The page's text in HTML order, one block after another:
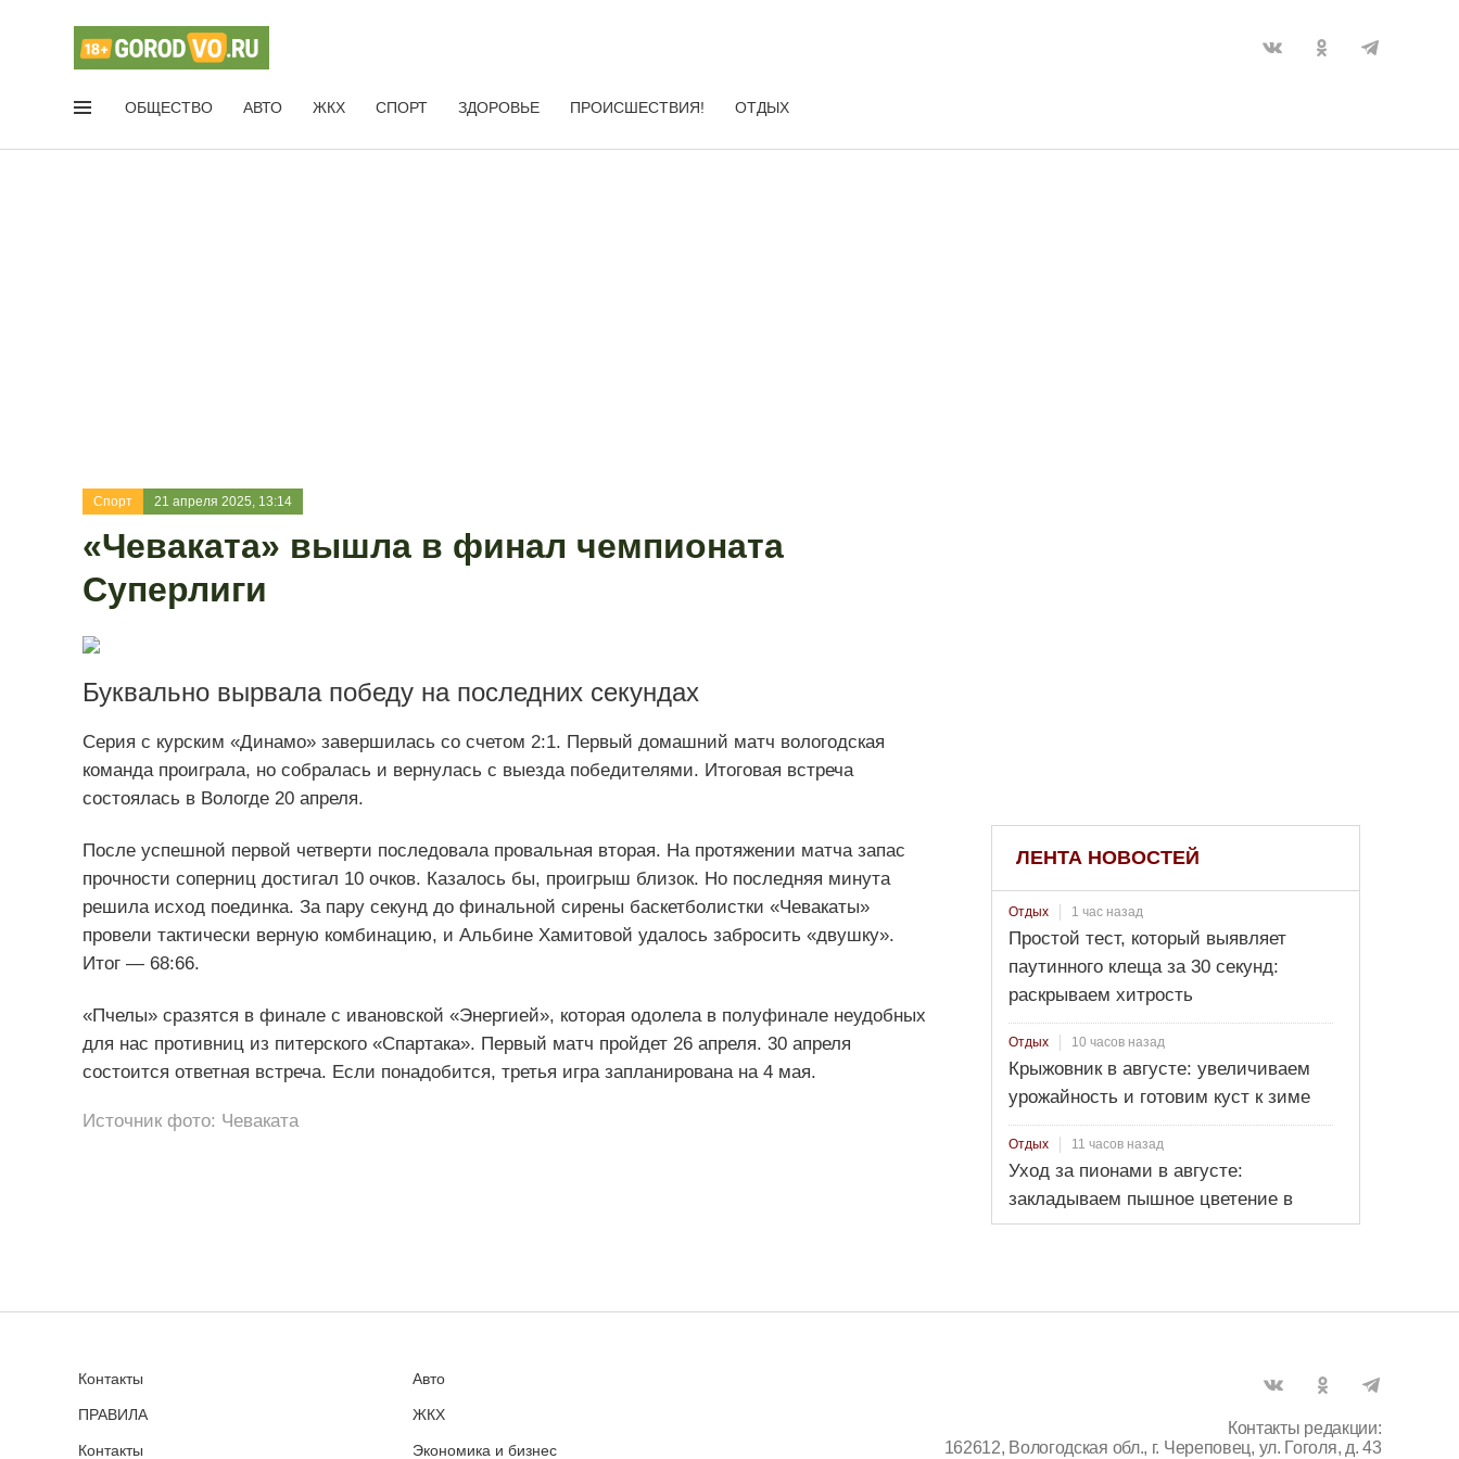
ОБЩЕСТВО АВТО ЖКХ СПОРТ ЗДОРОВЬЕ ПРОИСШЕСТВИЯ! ОТДЫХ
Спорт 21 апреля 2025, 13:14
«Чеваката» вышла в финал чемпионата
Суперлиги
Буквально вырвала победу на последних секундах
Серия с курским «Динамо» завершилась со счетом 2:1. Первый домашний матч вологодская
команда проиграла, но собралась и вернулась с выезда победителями. Итоговая встреча
состоялась в Вологде 20 апреля.
После успешной первой четверти последовала провальная вторая. На протяжении матча запас
прочности соперниц достигал 10 очков. Казалось бы, проигрыш близок. Но последняя минута
решила исход поединка. За пару секунд до финальной сирены баскетболистки «Чевакаты»
провели тактически верную комбинацию, и Альбине Хамитовой удалось забросить «двушку».
Итог — 68:66.
«Пчелы» сразятся в финале с ивановской «Энергией», которая одолела в полуфинале неудобных
для нас противниц из питерского «Спартака». Первый матч пройдет 26 апреля. 30 апреля
состоится ответная встреча. Если понадобится, третья игра запланирована на 4 мая.
Источник фото: Чеваката
ЛЕНТА НОВОСТЕЙ
Отдых 1 час назад
Простой тест, который выявляет
паутинного клеща за 30 секунд:
раскрываем хитрость
Отдых 10 часов назад
Крыжовник в августе: увеличиваем
урожайность и готовим куст к зиме
Отдых 11 часов назад
Уход за пионами в августе:
закладываем пышное цветение в
новом сезоне
Контакты
ПРАВИЛА
Контакты
Авто
ЖКХ
Экономика и бизнес
Контакты редакции:
162612, Вологодская обл., г. Череповец, ул. Гоголя, д. 43